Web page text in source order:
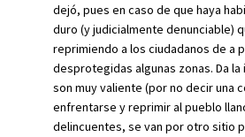
dejó, pues en caso de que haya
duro (y judicialmente denunciable)
reprimiendo a los ciudadanos de a
desprotegidas algunas zonas. Da
son muy valiente (por no decir una
enfrentarse y reprimir al pueblo
delincuentes, se van por otro sitio